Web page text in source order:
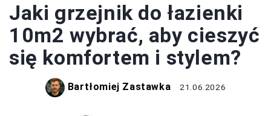
Jaki grzejnik do łazienki
10m2 wybrać, aby cieszyć
się komfortem i stylem?
Bartłomiej Zastawka 21.06.2026